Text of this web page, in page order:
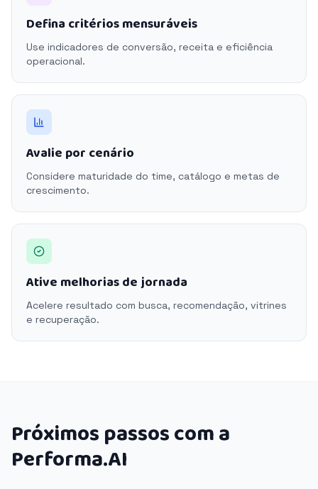
Defina critérios mensuráveis
Use indicadores de conversão, receita e eficiência
operacional.
Avalie por cenário
Considere maturidade do time, catálogo e metas de
crescimento.
Ative melhorias de jornada
Acelere resultado com busca, recomendação, vitrines
e recuperação.
Próximos passos com a
Performa.AI